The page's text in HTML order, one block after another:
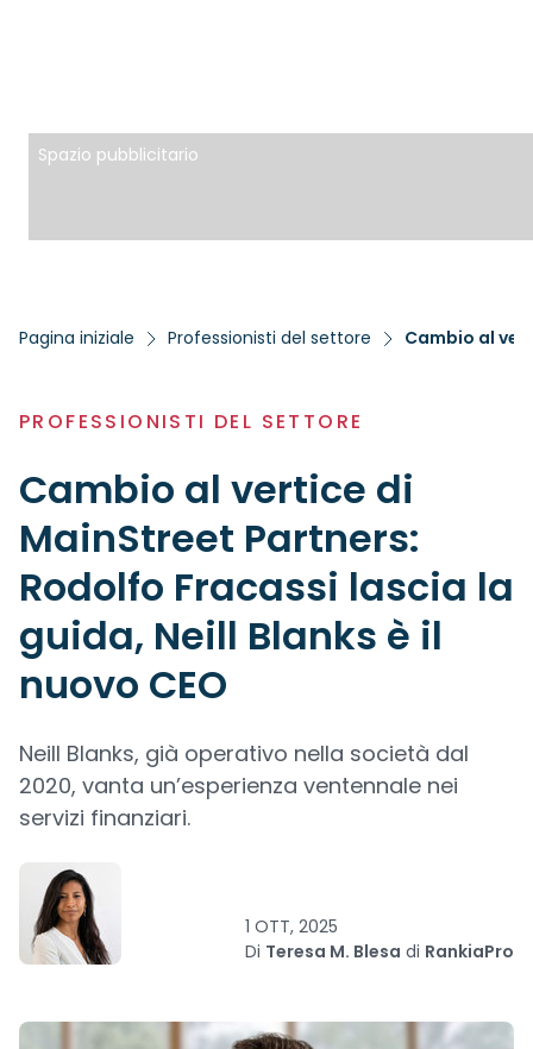
Spazio pubblicitario
Pagina iniziale Professionisti del settore
PROFESSIONISTI DEL SETTORE
Cambio al vertice di
MainStreet Partners:
Rodolfo Fracassi lascia la
guida, Neill Blanks è il
nuovo CEO
Neill Blanks, già operativo nella società dal
2020, vanta un’esperienza ventennale nei
servizi finanziari.
1 OTT, 2025
Di Teresa M. Blesa di RankiaPro